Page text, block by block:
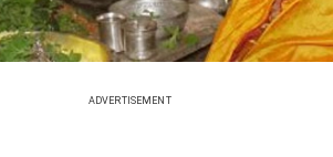
ADVERTISEMENT